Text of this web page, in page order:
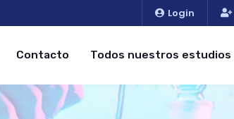
Login
Contacto Todos nuestros estudios